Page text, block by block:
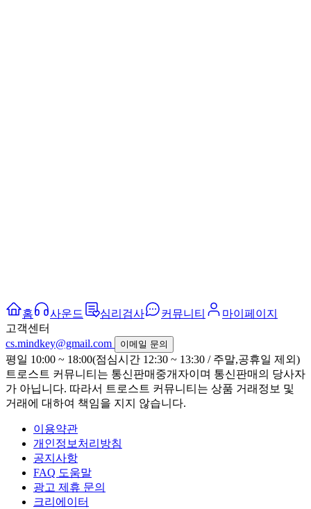
홈 사운드 심리검사 커뮤니티
마이페이지
고객센터
cs.mindkey@gmail.com
이메일 문의
평일 10:00 ~ 18:00(점심시간 12:30 ~ 13:30 / 주말,공휴일 제외)
트로스트 커뮤니티는 통신판매중개자이며 통신판매의 당사자
가 아닙니다. 따라서 트로스트 커뮤니티는 상품 거래정보 및
거래에 대하여 책임을 지지 않습니다.
이용약관
개인정보처리방침
공지사항
FAQ 도움말
광고 제휴 문의
크리에이터